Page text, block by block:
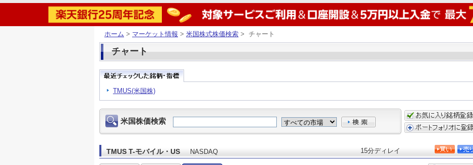
ホーム > マーケット情報 > 米国株式株価検索 > チャート
チャート
TMUS(米国株)